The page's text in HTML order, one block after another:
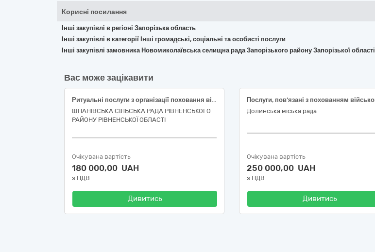
Корисні посилання
Інші закупівлі в регіоні Запорізька область
Інші закупівлі в категорії Інші громадські, соціальні та особисті послуги
Інші закупівлі замовника Новомиколаївська селищна рада Запорізького району Запорізької області
Вас може зацікавити
Ритуальні послуги з організації поховання військовослужбовців
ШПАНІВСЬКА СІЛЬСЬКА РАДА РІВНЕНСЬКОГО
РАЙОНУ РІВНЕНСЬКОЇ ОБЛАСТІ
Очікувана вартість
180 000,00 UAH
з ПДВ
Дивитись
Долинська міська рада
Очікувана вартість
250 000,00 UAH
з ПДВ
Дивитись